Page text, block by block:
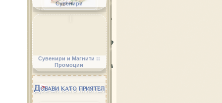
Сувенири
Сувенири и Магнити ::
Промоции
Добави като приятел